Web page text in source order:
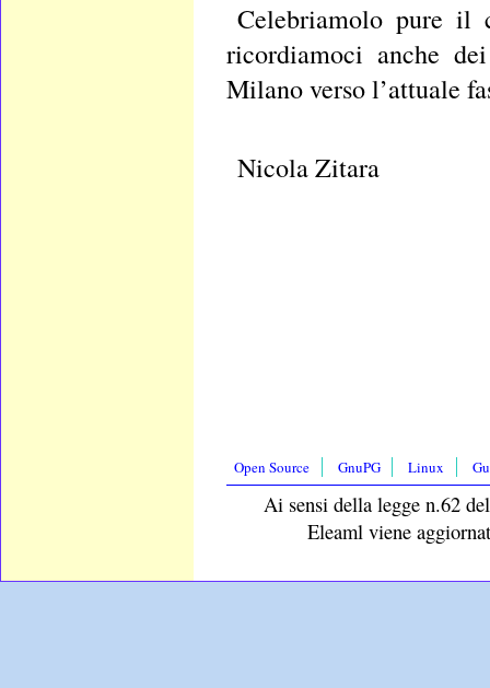
Celebriamolo pure il
ricordiamoci anche
Milano verso l’attuale
Nicola Zitara
Open Source GnuPG Linux
Ai sensi della legge n.62
Eleaml viene